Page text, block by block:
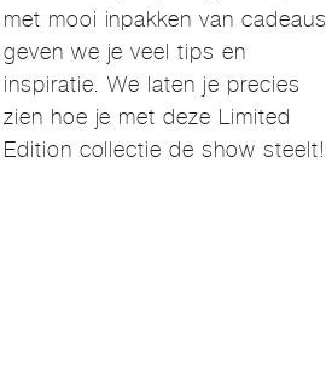
met mooi inpakken van cadeaus
geven we je veel tips en
inspiratie. We laten je precies
zien hoe je met deze Limited
Edition collectie de show steelt!